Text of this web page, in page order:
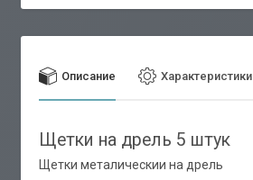
Описание Характеристики
Щетки на дрель 5 штук
Щетки металическии на дрель